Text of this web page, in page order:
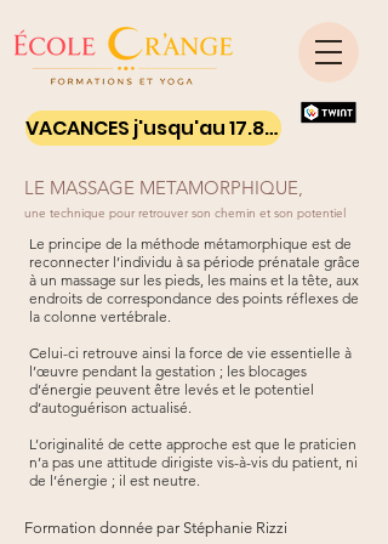
VACANCES j'usqu'au 17.8.26 - Ton yoga on line
LE MASSAGE METAMORPHIQUE,
une technique pour retrouver son chemin et son potentiel
Le principe de la méthode métamorphique est de
reconnecter l’individu à sa période prénatale grâce
à un massage sur les pieds, les mains et la tête, aux
endroits de correspondance des points réflexes de
la colonne vertébrale.
Celui-ci retrouve ainsi la force de vie essentielle à
l’œuvre pendant la gestation ; les blocages
d’énergie peuvent être levés et le potentiel
d’autoguérison actualisé.
L’originalité de cette approche est que le praticien
n’a pas une attitude dirigiste vis-à-vis du patient, ni
de l’énergie ; il est neutre.
Formation donnée par Stéphanie Rizzi